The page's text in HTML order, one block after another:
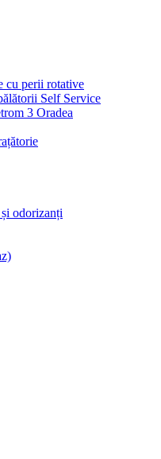
cu perii rotative
Self Service
3 Oradea
odorizanți